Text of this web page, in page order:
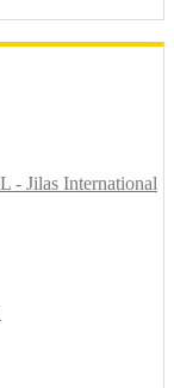
Jilas International